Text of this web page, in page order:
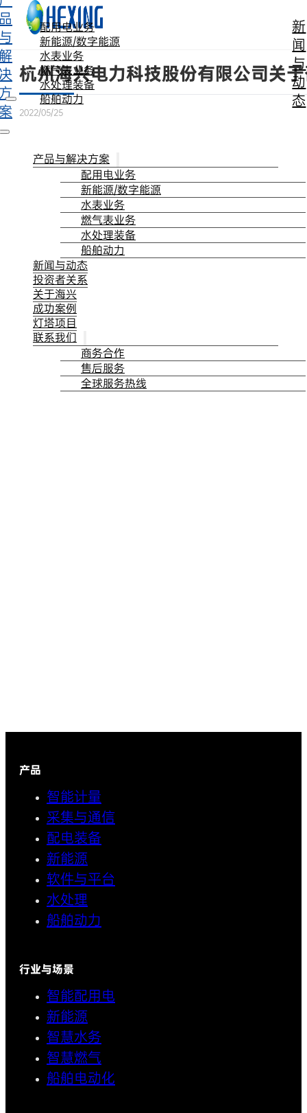
跳转到主要内容 跳转到页脚
配用电业务
新能源/数字能源
水表业务
燃气表业务
水处理装备
船舶动力
新
闻
与
动
态
产品与解决方案
配用电业务
新能源/数字能源
水表业务
燃气表业务
水处理装备
船舶动力
新闻与动态
投资者关系
关于海兴
成功案例
灯塔项目
联系我们
商务合作
售后服务
全球服务热线
杭州海兴电力科技股份有限公司关
2022/05/25
产品
智能计量
采集与通信
配电装备
新能源
软件与平台
水处理
船舶动力
行业与场景
智能配用电
新能源
智慧水务
智慧燃气
船舶电动化